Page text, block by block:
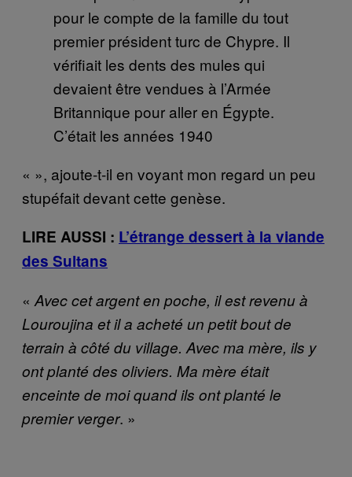
pour le compte de la famille du tout
premier président turc de Chypre. Il
vérifiait les dents des mules qui
devaient être vendues à l’Armée
Britannique pour aller en Égypte.
C’était les années 1940
« », ajoute-t-il en voyant mon regard un peu
stupéfait devant cette genèse.
LIRE AUSSI : L’étrange dessert à la viande
des Sultans
« Avec cet argent en poche, il est revenu à
Louroujina et il a acheté un petit bout de
terrain à côté du village. Avec ma mère, ils y
ont planté des oliviers. Ma mère était
enceinte de moi quand ils ont planté le
premier verger. »